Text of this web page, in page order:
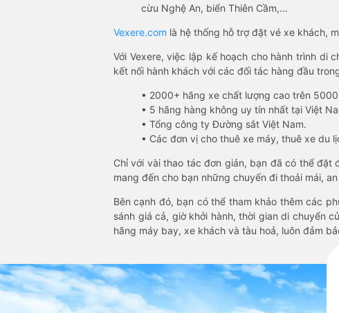
cừu Nghệ An, biển Thiên Cầm,...
Vexere.com là hệ thống hỗ trợ đặt vé xe khách,
Với Vexere, việc lập kế hoạch cho hành trình di
kết nối hành khách với các đối tác hàng đầu
• 2000+ hãng xe chất lượng cao trên
• 5 hãng hàng không uy tín nhất tại Việt
• Tổng công ty Đường sắt Việt Nam.
• Các đơn vị cho thuê xe máy, thuê xe du
Chỉ với vài thao tác đơn giản, bạn đã có thể đặt
mang đến cho bạn những chuyến đi thoải mái,
Bên cạnh đó, bạn có thể tham khảo thêm các
sánh giá cả, giờ khởi hành, thời gian di chuyển
hãng máy bay, xe khách và tàu hoả, luôn đảm